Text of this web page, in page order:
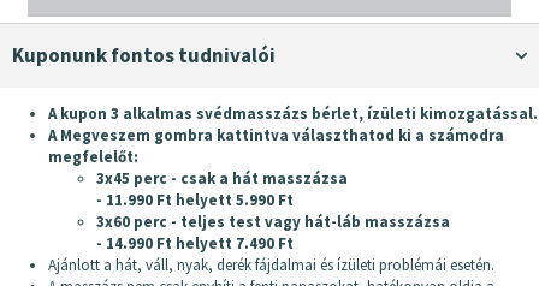
Kuponunk fontos tudnivalói
A kupon 3 alkalmas svédmasszázs bérlet, ízületi kimozgatással.
A Megveszem gombra kattintva választhatod ki a számodra
megfelelőt:
3x45 perc - csak a hát masszázsa
- 11.990 Ft helyett 5.990 Ft
3x60 perc - teljes test vagy hát-láb masszázsa
- 14.990 Ft helyett 7.490 Ft
Ajánlott a hát, váll, nyak, derék fájdalmai és ízületi problémái esetén.